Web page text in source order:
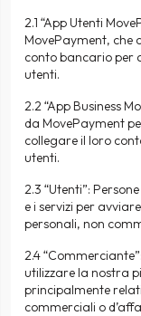
2.1 “App Utenti
MovePayment, che
conto bancario per
utenti.
2.2 “App Business
da MovePayment
collegare il loro
utenti.
2.3 “Utenti”:
e i servizi per
personali, non
2.4
utilizzare la nostra
principalmente
commerciali o